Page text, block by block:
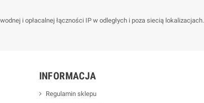
i opłacalnej łączności IP w odległych i poza siecią lokalizacjach.
INFORMACJA
Regulamin sklepu